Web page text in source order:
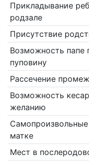
Прикладывание
родзале
Присутствие
Возможность папе
пуповину
Рассечение
Возможность
желанию
матке
Мест в